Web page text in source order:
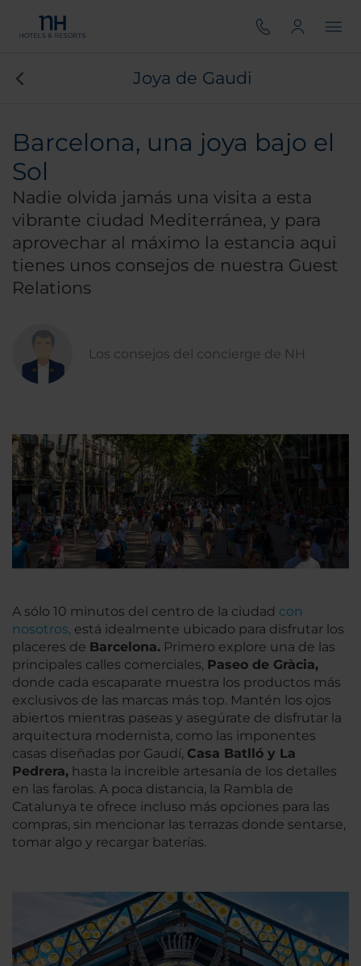
Joya de Gaudi
Barcelona, una joya bajo el
Sol
Nadie olvida jamás una visita a esta
vibrante ciudad Mediterránea, y para
aprovechar al máximo la estancia aqui
tienes unos consejos de nuestra Guest
Relations
Los consejos del concierge de NH
A sólo 10 minutos del centro de la ciudad con
nosotros, está idealmente ubicado para disfrutar los
placeres de Barcelona. Primero explore una de las
principales calles comerciales, Paseo de Gràcia,
donde cada escaparate muestra los productos más
exclusivos de las marcas más top. Mantén los ojos
abiertos mientras paseas y asegúrate de disfrutar la
arquitectura modernista, como las imponentes
casas diseñadas por Gaudí, Casa Batlló y La
Pedrera, hasta la increible artesanía de los detalles
en las farolas. A poca distancia, la Rambla de
Catalunya te ofrece incluso más opciones para las
compras, sin mencionar las terrazas donde sentarse,
tomar algo y recargar baterías.